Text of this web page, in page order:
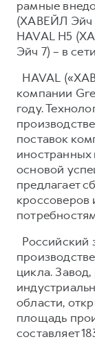
рамные
(ХАВЕЙЛ Эйч
HAVAL H5
Эйч 7) – в
HAVAL
компании
году.
поставок
иностранных
основой
предлагает
Российский
цикла.
области,
площадь
составляет